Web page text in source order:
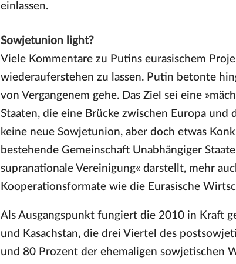
einlassen.
Sowjetunion light?
Viele Kommentare zu Putins eurasischem
wiederauferstehen zu lassen. Putin betonte
von Vergangenem gehe. Das Ziel sei eine
Staaten, die eine Brücke zwischen Europa und
keine neue Sowjetunion, aber doch etwas
bestehende Gemeinschaft Unabhängiger
supranationale Vereinigung« darstellt, mehr
Kooperationsformate wie die Eurasische
Als Ausgangspunkt fungiert die 2010 in Kraft
und Kasachstan, die drei Viertel des
und 80 Prozent der ehemaligen sowjetischen